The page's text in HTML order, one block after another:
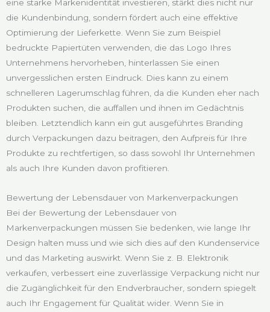
eine starke Markenidentität investieren, stärkt dies nicht nur
die Kundenbindung, sondern fördert auch eine effektive
Optimierung der Lieferkette. Wenn Sie zum Beispiel
bedruckte Papiertüten verwenden, die das Logo Ihres
Unternehmens hervorheben, hinterlassen Sie einen
unvergesslichen ersten Eindruck. Dies kann zu einem
schnelleren Lagerumschlag führen, da die Kunden eher nach
Produkten suchen, die auffallen und ihnen im Gedächtnis
bleiben. Letztendlich kann ein gut ausgeführtes Branding
durch Verpackungen dazu beitragen, den Aufpreis für Ihre
Produkte zu rechtfertigen, so dass sowohl Ihr Unternehmen
als auch Ihre Kunden davon profitieren.
Bewertung der Lebensdauer von Markenverpackungen
Bei der Bewertung der Lebensdauer von
Markenverpackungen müssen Sie bedenken, wie lange Ihr
Design halten muss und wie sich dies auf den Kundenservice
und das Marketing auswirkt. Wenn Sie z. B. Elektronik
verkaufen, verbessert eine zuverlässige Verpackung nicht nur
die Zugänglichkeit für den Endverbraucher, sondern spiegelt
auch Ihr Engagement für Qualität wider. Wenn Sie in